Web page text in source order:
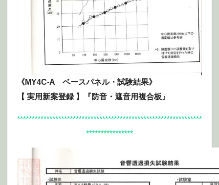
《MY4C-A ベースパネル・試験結果》
【 実用新案登録 】『防音・遮音用複合板』
***************************************************************
****************